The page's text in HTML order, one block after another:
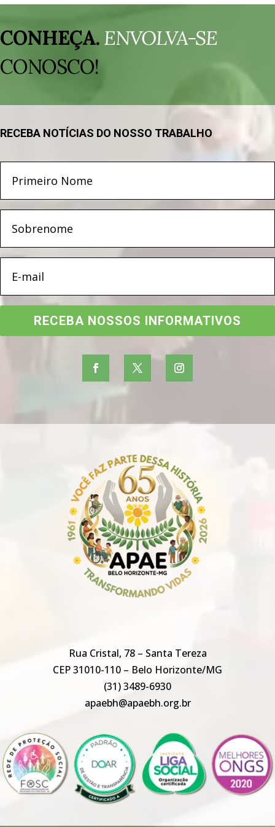
de
vídeo
CONHEÇA.ENVOLVA-SE
CONOSCO!
RECEBA NOTÍCIAS DO NOSSO TRABALHO
RECEBA NOSSOS INFORMATIVOS
Rua Cristal, 78 – Santa Tereza
CEP 31010-110 – Belo Horizonte/MG
(31) 3489-6930
apaebh@apaebh.org.br